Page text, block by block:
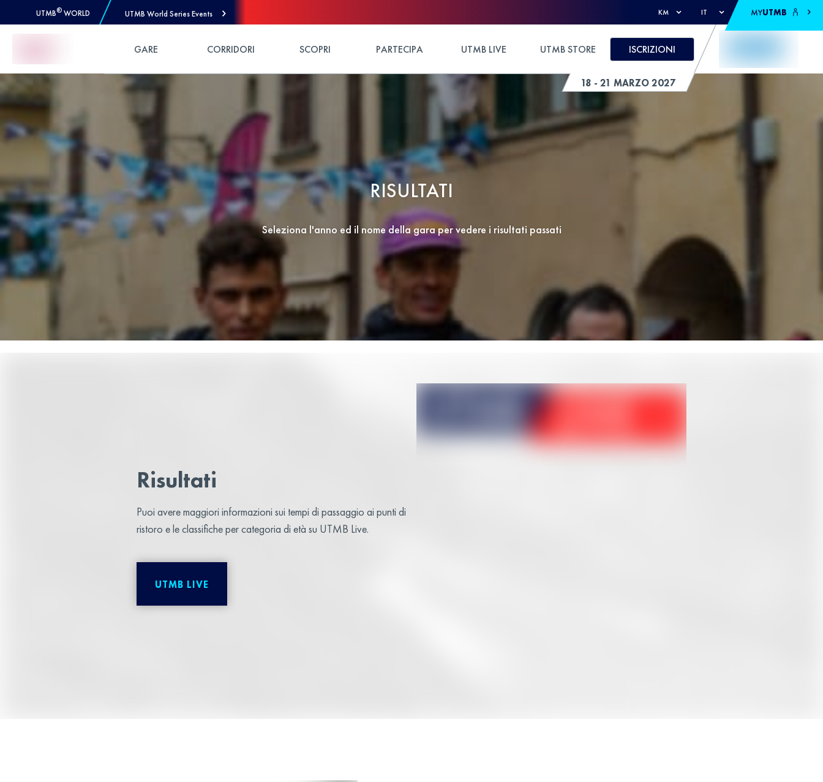
UTMB® WORLD UTMB World Series Events KM IT MYUTMB
18 - 21 MARZO 2027
GARE CORRIDORI SCOPRI PARTECIPA UTMB LIVE UTMB STORE ISCRIZIONI
RISULTATI
Seleziona l'anno ed il nome della gara per vedere i risultati passati
Risultati
Puoi avere maggiori informazioni sui tempi di passaggio ai punti di
ristoro e le classifiche per categoria di età su UTMB Live.
UTMB LIVE